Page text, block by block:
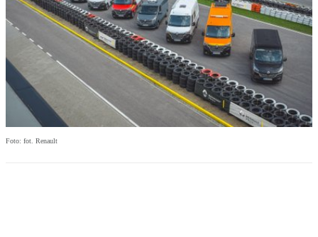
Foto: fot. Renault